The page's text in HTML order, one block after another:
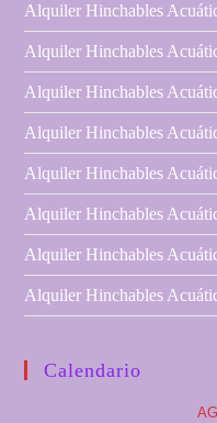
Alquiler Hinchables
Alquiler Hinchables
Alquiler Hinchables
Alquiler Hinchables
Alquiler Hinchables
Alquiler Hinchables
Alquiler Hinchables
Alquiler Hinchables
Calendario